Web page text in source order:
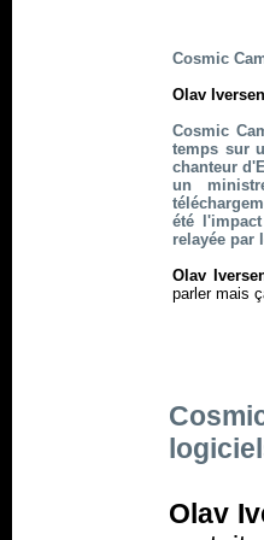
Cosmic
Olav Iversen
Cosmic
temps sur
chanteur
un
été
relayée par
Olav
parler mais
Olav